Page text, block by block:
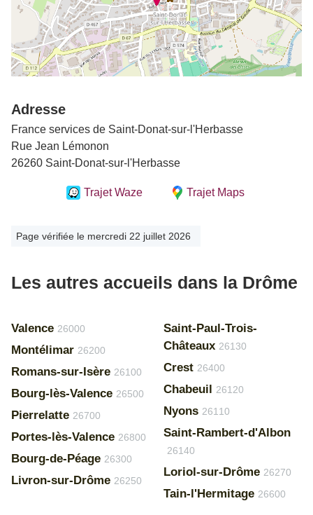
Adresse
France services de Saint-Donat-sur-l'Herbasse
Rue Jean Lémonon
26260 Saint-Donat-sur-l'Herbasse
Trajet Waze Trajet Maps
Page vérifiée le mercredi 22 juillet 2026
Les autres accueils dans la Drôme
Valence 26000
Montélimar 26200
Romans-sur-Isère 26100
Bourg-lès-Valence 26500
Pierrelatte 26700
Portes-lès-Valence 26800
Bourg-de-Péage 26300
Livron-sur-Drôme 26250
Saint-Paul-Trois-
Châteaux 26130
Crest 26400
Chabeuil 26120
Nyons 26110
Saint-Rambert-d'Albon
26140
Loriol-sur-Drôme 26270
Tain-l'Hermitage 26600